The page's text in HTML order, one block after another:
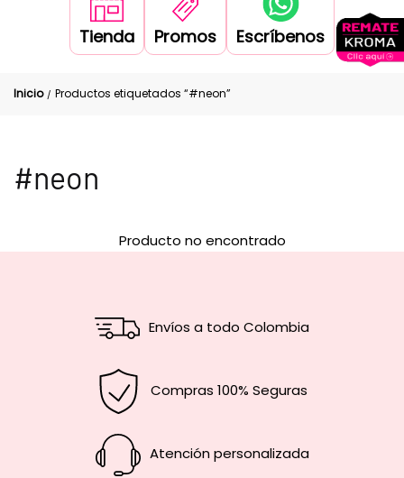
Tienda Promos Escríbenos
Inicio / Productos etiquetados “#neon”
#neon
Producto no encontrado
Envíos a todo Colombia
Compras 100% Seguras
Atención personalizada